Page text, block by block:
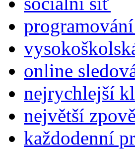
programovací
sociální síť
online
nejrychlejší